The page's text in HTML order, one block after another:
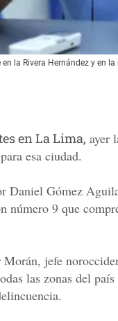
la Rivera Hernández y en
en La Lima, ayer
esa ciudad.
Gómez
número 9 que
jefe
las zonas del